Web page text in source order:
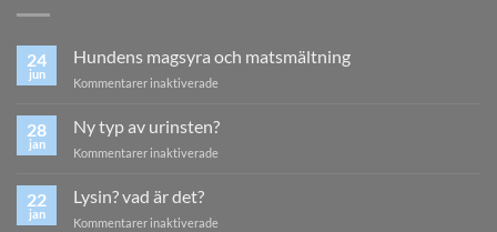
24
jun
Hundens magsyra och matsmältning
Kommentarer inaktiverade
magsyra
28
jan
Ny typ av urinsten?
Kommentarer inaktiverade
22
jan
Lysin? vad är det?
Kommentarer inaktiverade